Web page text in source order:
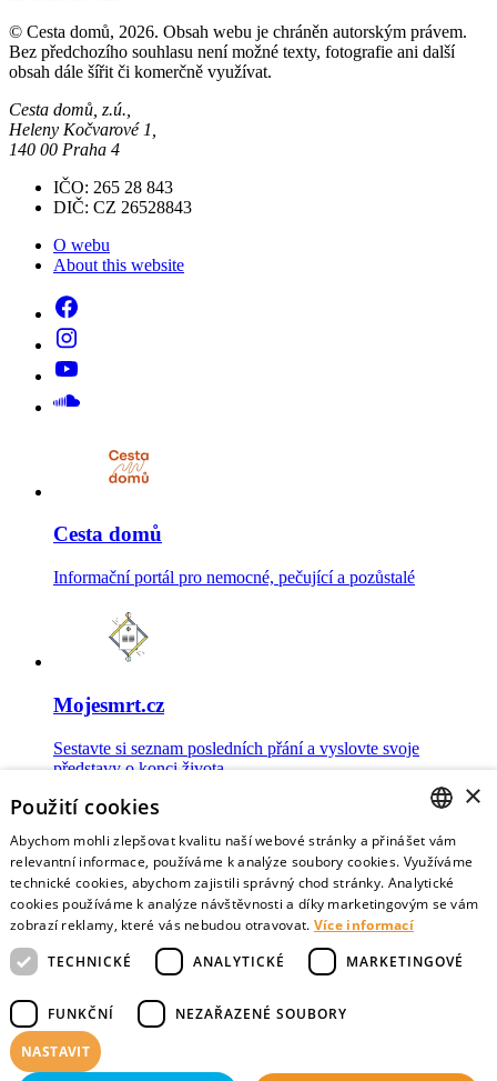
© Cesta domů, 2026. Obsah webu je chráněn autorským právem.
Bez předchozího souhlasu není možné texty, fotografie ani další
obsah dále šířit či komerčně využívat.
Cesta domů, z.ú.,
Heleny Kočvarové 1,
140 00 Praha 4
IČO: 265 28 843
DIČ: CZ 26528843
O webu
About this website
Cesta domů
Informační portál pro nemocné, pečující a pozůstalé
Mojesmrt.cz
Sestavte si seznam posledních přání a vyslovte svoje
představy o konci života
Data o umírání
Nejnovější data o postojích veřejnosti a zdravotníků k umírání
Virtuální vzpomínky
CZECH
ENGLISH
×
Použití cookies
Abychom mohli zlepšovat kvalitu naší webové stránky a přinášet vám
relevantní informace, používáme k analýze soubory cookies. Využíváme
technické cookies, abychom zajistili správný chod stránky. Analytické
cookies používáme k analýze návštěvnosti a díky marketingovým se vám
zobrazí reklamy, které vás nebudou otravovat. Více informací
TECHNICKÉ
ANALYTICKÉ MARKETINGOVÉ
FUNKČNÍ NEZAŘAZENÉ SOUBORY
NASTAVIT